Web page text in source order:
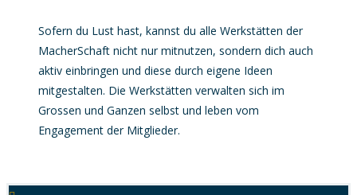
Sofern du Lust hast, kannst du alle Werkstätten der
MacherSchaft nicht nur mitnutzen, sondern dich auch
aktiv einbringen und diese durch eigene Ideen
mitgestalten. Die Werkstätten verwalten sich im
Grossen und Ganzen selbst und leben vom
Engagement der Mitglieder.